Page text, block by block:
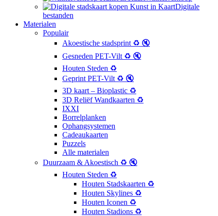
Digitale
bestanden
Materialen
Populair
Akoestische stadsprint ♻️ 🔇
Gesneden PET-Vilt ♻️ 🔇
Houten Steden ♻️
Geprint PET-Vilt ♻️ 🔇
3D kaart – Bioplastic ♻️
3D Reliëf Wandkaarten ♻️
IXXI
Borrelplanken
Ophangsystemen
Cadeaukaarten
Puzzels
Alle materialen
Duurzaam & Akoestisch ♻️ 🔇
Houten Steden ♻️
Houten Stadskaarten ♻️
Houten Skylines ♻️
Houten Iconen ♻️
Houten Stadions ♻️